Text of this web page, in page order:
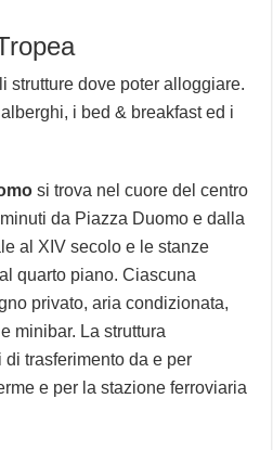
strutture dove poter alloggiare.
i bed & breakfast ed i
si trova nel cuore del centro
da Piazza Duomo e dalla
al XIV secolo e le stanze
quarto piano. Ciascuna
privato, aria condizionata,
minibar. La struttura
trasferimento da e per
e per la stazione ferroviaria